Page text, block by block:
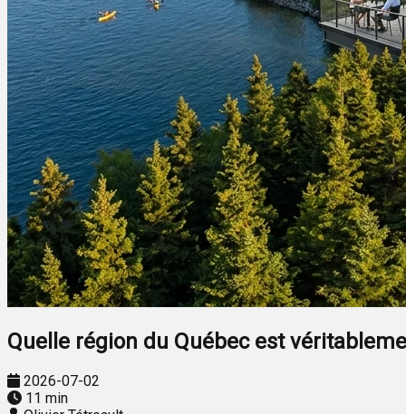
Quelle région du Québec est
2026-07-02
11 min